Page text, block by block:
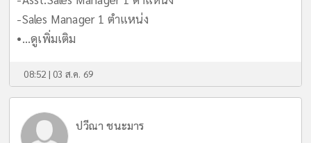
-Sales Manager 1 ตำแหน่ง
•...ดูเพิ่มเติม
08:52 | 03 ส.ค. 69
ปวีณา ชนะมาร